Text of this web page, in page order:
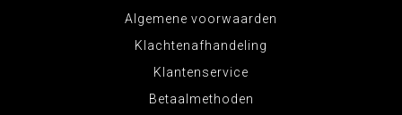
Algemene voorwaarden
Klachtenafhandeling
Klantenservice
Betaalmethoden